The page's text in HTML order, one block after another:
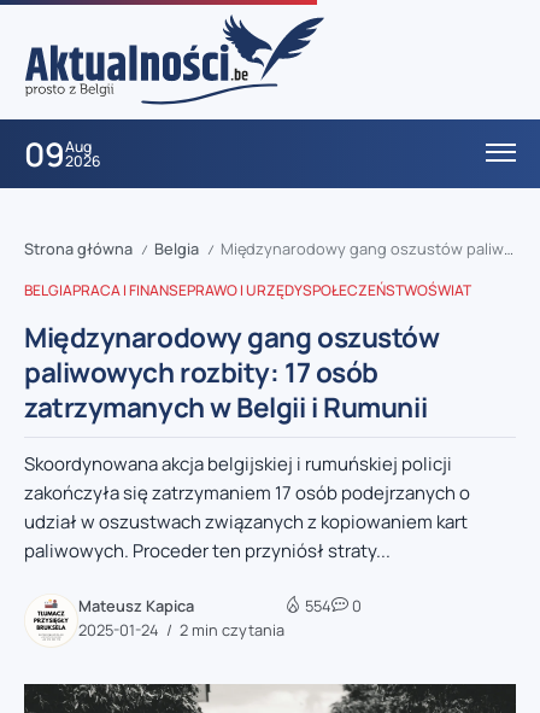
09Aug
2026
Strona główna / Belgia / Międzynarodowy gang oszustów paliwowych rozbity: 17 osób zatrzymanych w Belgii i Rumunii
BELGIAPRACA I FINANSEPRAWO I URZĘDYSPOŁECZEŃSTWOŚWIAT
Międzynarodowy gang oszustów
paliwowych rozbity: 17 osób
zatrzymanych w Belgii i Rumunii
Skoordynowana akcja belgijskiej i rumuńskiej policji
zakończyła się zatrzymaniem 17 osób podejrzanych o
udział w oszustwach związanych z kopiowaniem kart
paliwowych. Proceder ten przyniósł straty...
Mateusz Kapica
2025-01-24
2 min czytania
554 0